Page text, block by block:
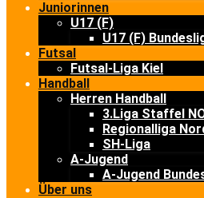
Juniorinnen
U17 (F)
U17 (F)
Futsal
Futsal-Liga Kiel
Handball
Herren Handball
3.Liga Staffel
Regionalliga
SH-Liga
A-Jugend
A-Jugend
Über uns